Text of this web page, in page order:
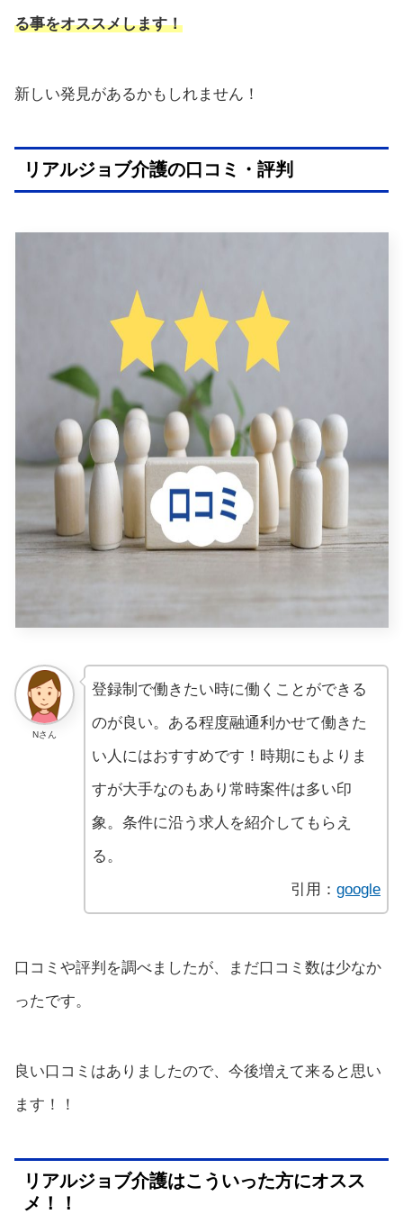
る事をオススメします！
新しい発見があるかもしれません！
リアルジョブ介護の口コミ・評判
Nさん
登録制で働きたい時に働くことができる
のが良い。ある程度融通利かせて働きた
い人にはおすすめです！時期にもよりま
すが大手なのもあり常時案件は多い印
象。条件に沿う求人を紹介してもらえ
る。
引用： google
口コミや評判を調べましたが、まだ口コミ数は少なか
ったです。
良い口コミはありましたので、今後増えて来ると思い
ます！！
リアルジョブ介護はこういった方にオスス
メ！！